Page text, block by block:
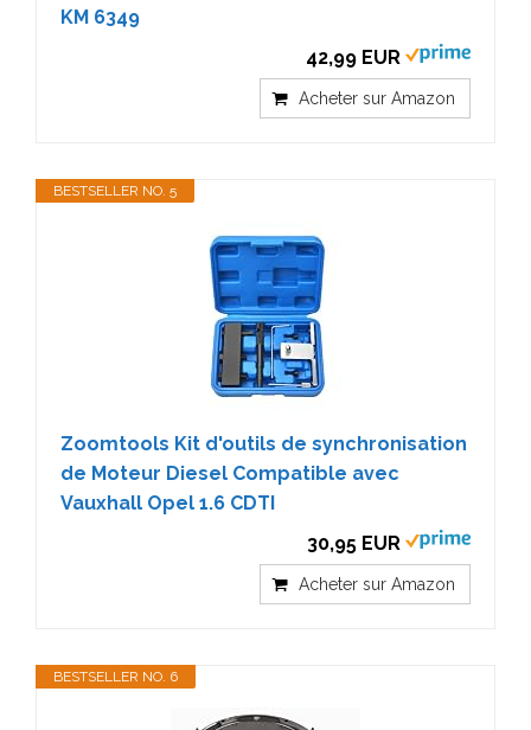
KM 6349
42,99 EUR
Acheter sur Amazon
BESTSELLER NO. 5
Zoomtools Kit d'outils de synchronisation
de Moteur Diesel Compatible avec
Vauxhall Opel 1.6 CDTI
30,95 EUR
Acheter sur Amazon
BESTSELLER NO. 6